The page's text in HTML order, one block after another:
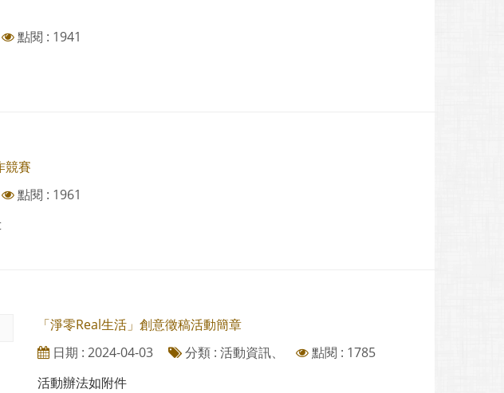
點閱 : 1941
競賽
點閱 : 1961
「淨零Real生活」創意徵稿活動簡章
日期 : 2024-04-03
分類 : 活動資訊、
點閱 : 1785
活動辦法如附件